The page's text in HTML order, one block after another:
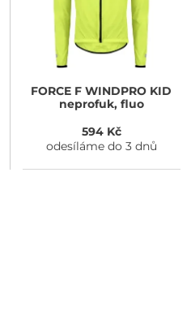
FORCE F WINDPRO KID
neprofuk, fluo
594 Kč
odesíláme do 3 dnů